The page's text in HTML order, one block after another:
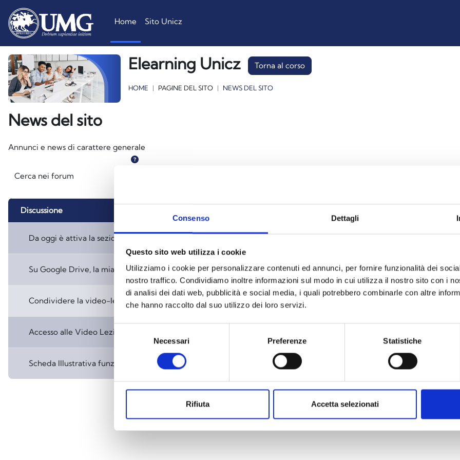
Consenso Dettagli
Questo sito web utilizza i cookie
Utilizziamo i cookie per personalizzare contenuti ed annunci, per fornire funzionalità dei
nostro traffico. Condividiamo inoltre informazioni sul modo in cui utilizza il nostro sito con i
di analisi dei dati web, pubblicità e social media, i quali potrebbero combinarle con altre
che hanno raccolto dal suo utilizzo dei loro servizi.
Selezione
Necessari Preferenze Statistiche
Rifiuta Accetta selezionati
Home
Sito Unicz
Elearning Unicz Torna al corso
HOME PAGINE DEL SITO NEWS DEL SITO
News del sito
Annunci e news di carattere generale
Cerca nei forum
Elenco delle discussioni. Visualizzazione di 5 discussioni su 5
Stato
Discussione
Da oggi è attiva la sezione elearning dell'Università Magna Graecia
Su Google Drive, la mia registrazione risulta essere "Ancora in fase di elaborazione"
Condividere la video-lezione in sola visualizzazione e disattivare la possibilità di download, ...
Accesso alle Video Lezioni
Scheda Illustrativa funzionamento Meet di Google